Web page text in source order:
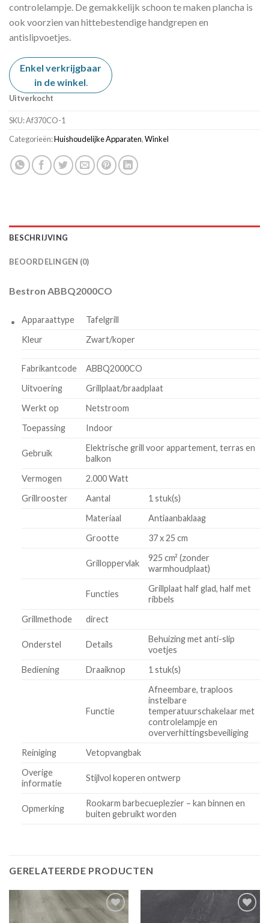
controlelampje. De gemakkelijk schoon te maken plancha is
ook voorzien van hittebestendige handgrepen en
antislipvoetjes.
Enkel verkrijgbaar
in de winkel
Uitverkocht
SKU:Af370CO-1
Categorieën:Huishoudelijke Apparaten,Winkel
BESCHRIJVING
BEOORDELINGEN (0)
Bestron ABBQ2000CO
Apparaattype
Tafelgrill
Kleur
Zwart/koper
Fabrikantcode
ABBQ2000CO
Uitvoering
Grillplaat/braadplaat
Werkt op
Netstroom
Toepassing
Indoor
Gebruik
Elektrische grill voor appartement, terras en
balkon
Vermogen
2.000 Watt
Grillrooster
Aantal
1 stuk(s)
Materiaal
Antiaanbaklaag
Grootte
37 x 25 cm
Grilloppervlak
925 cm² (zonder
warmhoudplaat)
Functies
Grillplaat half glad, half met
ribbels
Grillmethode
direct
Onderstel Details
Behuizing met anti-slip
voetjes
Bediening
Draaiknop 1 stuk(s)
Functie
Afneembare, traploos
instelbare
temperatuurschakelaar met
controlelampje en
oververhittingsbeveiliging
Reiniging
Vetopvangbak
Overige
informatie
Stijlvol koperen ontwerp
Opmerking
Rookarm barbecueplezier – kan binnen en
buiten gebruikt worden
GERELATEERDE PRODUCTEN